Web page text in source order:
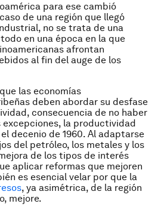
para ese cambió
de una región que llegó
no se trata de una
en una época en la que
afrontan
al fin del auge de los
las economías
deben abordar su desfase
consecuencia de no haber
excepciones, la productividad
decenio de 1960. Al adaptarse
del petróleo, los metales y los
de los tipos de interés
aplicar reformas que mejoren
es esencial velar por que la
, ya asimétrica, de la región
mejore.